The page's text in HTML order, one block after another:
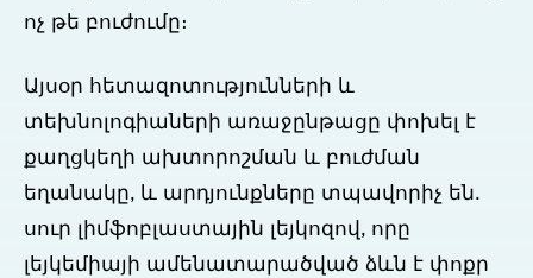
ոչ թե բուժումը։
Այսօր հետազոտությունների և
տեխնոլոգիաների առաջընթացը փոխել է
քաղցկեղի ախտորոշման և բուժման
եղանակը, և արդյունքները տպավորիչ են.
սուր լիմֆոբլաստային լեյկոզով, որը
լեյկեմիայի ամենատարածված ձևն է փոքր